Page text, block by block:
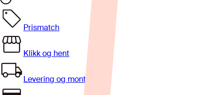
Prismatch
Klikk og hent
Levering og montering